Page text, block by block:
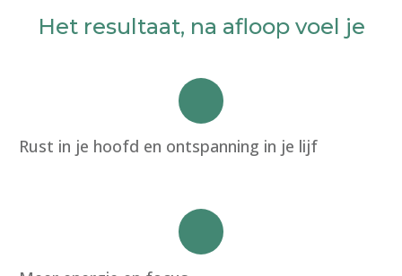
Het resultaat, na afloop voel je
Rust in je hoofd en ontspanning in je lijf